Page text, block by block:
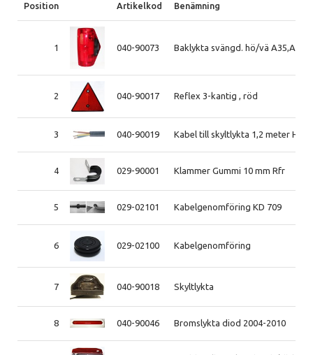
Position Artikelkod Benämning
1 040-90073 Baklykta svängd. hö/vä A35,A45
2 040-90017 Reflex 3-kantig , röd
3 040-90019 Kabel till skyltlykta 1,2 meter
4 029-90001 Klammer Gummi 10 mm Rfr
5 029-02101 Kabelgenomföring KD 709
6 029-02100 Kabelgenomföring
7 040-90018 Skyltlykta
8 040-90046 Bromslykta diod 2004-2010